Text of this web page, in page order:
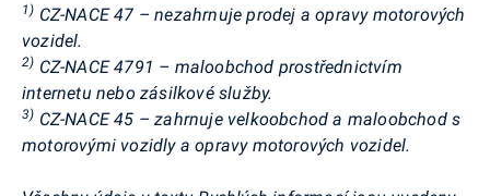
1) CZ-NACE 47 – nezahrnuje prodej a opravy motorových
vozidel.
2) CZ-NACE 4791 – maloobchod prostřednictvím
internetu nebo zásilkové služby.
3) CZ-NACE 45 – zahrnuje velkoobchod a maloobchod s
motorovými vozidly a opravy motorových vozidel.